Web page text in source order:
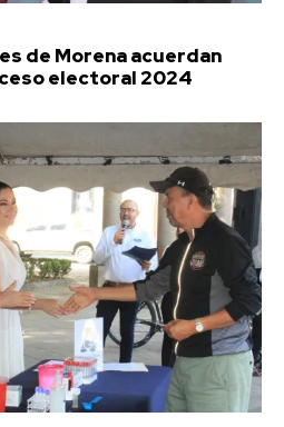
de Morena acuerdan
electoral 2024